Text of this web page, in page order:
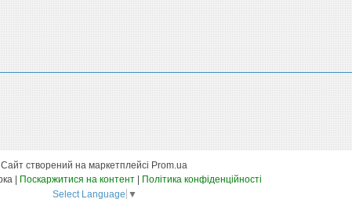
Сайт створений на маркетплейсі Prom.ua
Поскаржитися на контент
Політика конфіденційності
Select Language ▼